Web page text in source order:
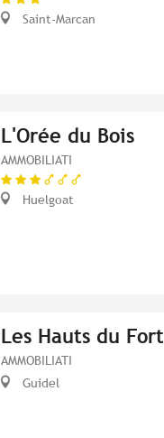
Saint-Marcan
L'Orée du Bois
AMMOBILIATI
Huelgoat
Les Hauts du Fort
AMMOBILIATI
Guidel